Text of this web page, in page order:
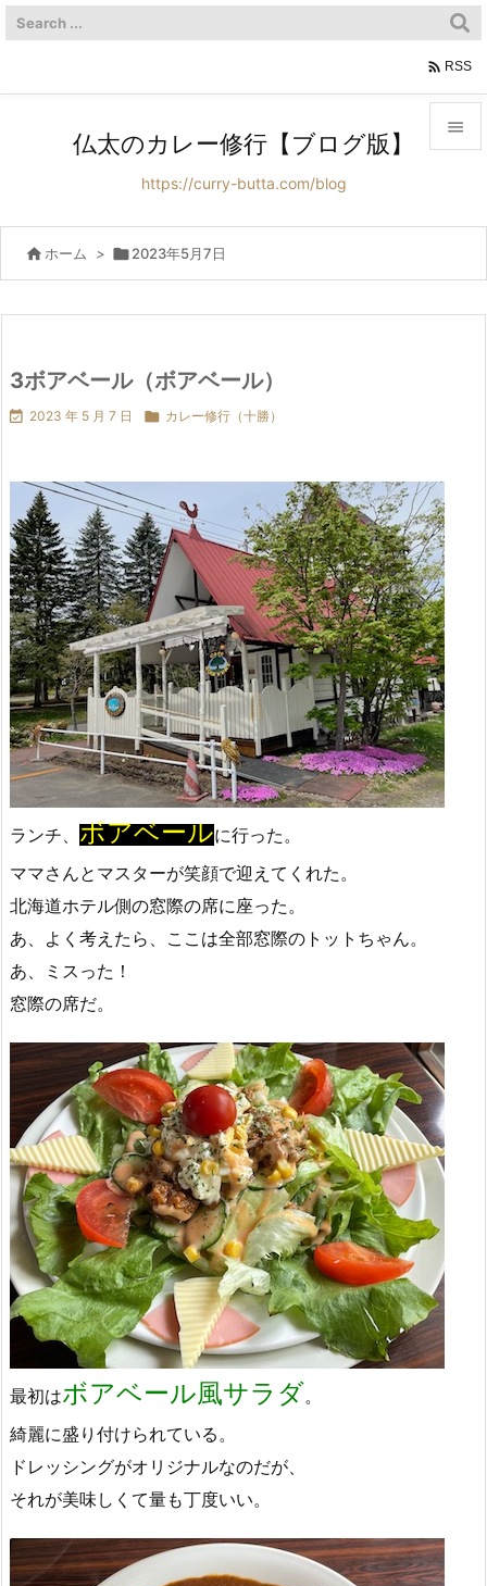



 RSS
仏太のカレー修行【ブログ版】
https://curry-butta.com/blog
 ホーム > 2023年5月7日
3ボアベール（ボアベール）
 2023 年 5 月 7 日  カレー修行（十勝）
ランチ、 ボアベールに行った。
ママさんとマスターが笑顔で迎えてくれた。
北海道ホテル側の窓際の席に座った。
あ、よく考えたら、ここは全部窓際のトットちゃん。
あ、ミスった！
窓際の席だ。
最初はボアベール風サラダ。
綺麗に盛り付けられている。
ドレッシングがオリジナルなのだが、
それが美味しくて量も丁度いい。